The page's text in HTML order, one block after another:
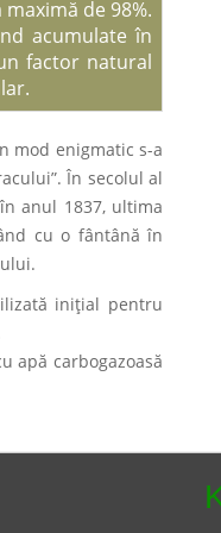
de 98%.
acumulate în
factor natural
mod enigmatic s-a
În secolul al
anul 1837, ultima
cu o fântână în
iniţial pentru
apă carbogazoasă